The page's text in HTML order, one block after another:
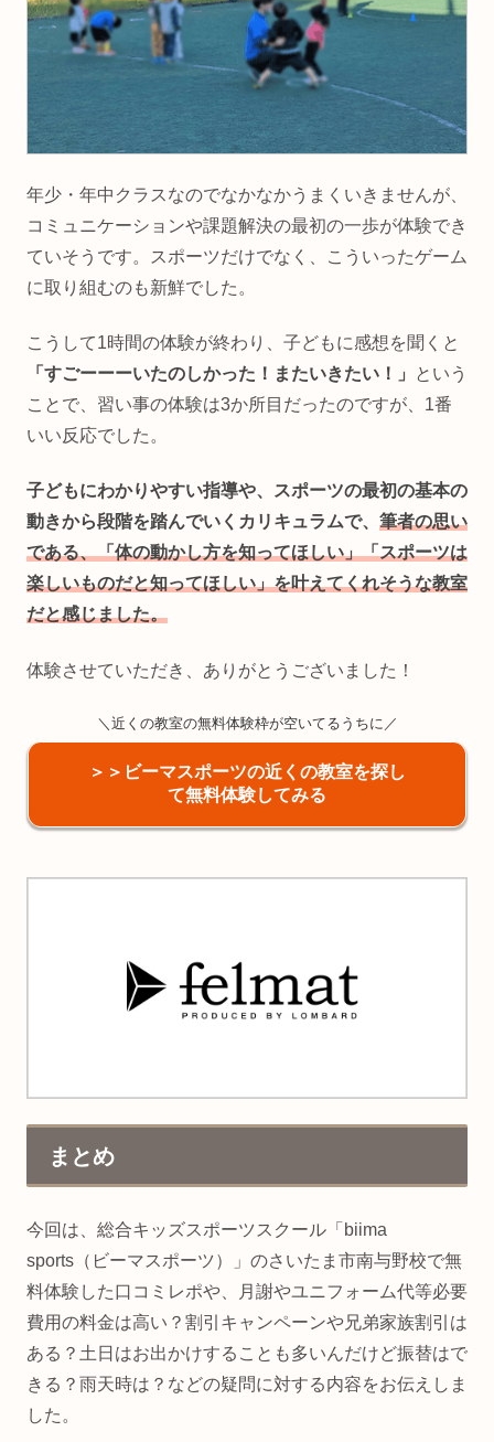
年少・年中クラスなのでなかなかうまくいきませんが、
コミュニケーションや課題解決の最初の一歩が体験でき
ていそうです。スポーツだけでなく、こういったゲーム
に取り組むのも新鮮でした。
こうして1時間の体験が終わり、子どもに感想を聞くと
「すごーーーいたのしかった！またいきたい！」
という
ことで、習い事の体験は3か所目だったのですが、1番
いい反応でした。
子どもにわかりやすい指導や、スポーツの最初の基本の
動きから段階を踏んでいくカリキュラムで、 筆者の思い
である、「体の動かし方を知ってほしい」「スポーツは
楽しいものだと知ってほしい」を叶えてくれそうな教室
だと感じました。
体験させていただき、ありがとうございました！
＼近くの教室の無料体験枠が空いてるうちに／
＞＞ビーマスポーツの近くの教室を探し
て無料体験してみる
まとめ
今回は、総合キッズスポーツスクール「biima
sports（ビーマスポーツ）」のさいたま市南与野校で無
料体験した口コミレポや、月謝やユニフォーム代等必要
費用の料金は高い？割引キャンペーンや兄弟家族割引は
ある？土日はお出かけすることも多いんだけど振替はで
きる？雨天時は？などの疑問に対する内容をお伝えしま
した。